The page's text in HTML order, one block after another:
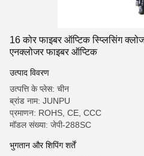
16 कोर फाइबर ऑप्टिक स्प्लिसिंग
एनक्लोजर फाइबर ऑप्टिक
उत्पाद विवरण
उत्पत्ति के प्लेस: चीन
ब्रांड नाम: JUNPU
प्रमाणन: ROHS, CE, CCC
मॉडल संख्या: जेपी-288SC
भुगतान और शिपिंग शर्तें